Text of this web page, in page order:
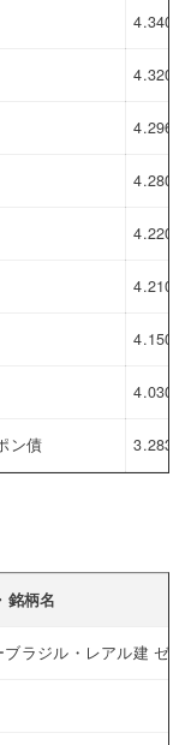
4.340
4.320
4.296
4.280
4.220
4.210
4.150
4.030
ン債 3.283
銘柄名
ラジル・レアル建 ゼ